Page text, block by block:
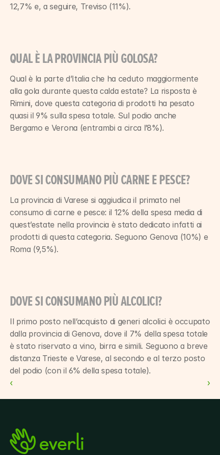
12,7% e, a seguire, Treviso (11%).
QUAL È LA PROVINCIA PIÙ GOLOSA?
Qual è la parte d’Italia che ha ceduto maggiormente
alla gola durante questa calda estate? La risposta è
Rimini, dove questa categoria di prodotti ha pesato
quasi il 9% sulla spesa totale. Sul podio anche
Bergamo e Verona (entrambi a circa l’8%).
DOVE SI CONSUMANO PIÙ CARNE E PESCE?
La provincia di Varese si aggiudica il primato nel
consumo di carne e pesce: il 12% della spesa media di
quest’estate nella provincia è stato dedicato infatti ai
prodotti di questa categoria. Seguono Genova (10%) e
Roma (9,5%).
DOVE SI CONSUMANO PIÙ ALCOLICI?
Il primo posto nell’acquisto di generi alcolici è occupato
dalla provincia di Genova, dove il 7% della spesa totale
è stato riservato a vino, birra e simili. Seguono a breve
distanza Trieste e Varese, al secondo e al terzo posto
del podio (con il 6% della spesa totale).
‹
›